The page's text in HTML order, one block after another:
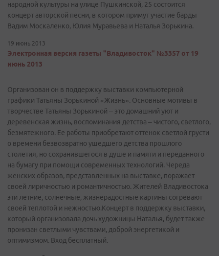
народной культуры на улице Пушкинской, 25 состоится
концерт авторской песни, в котором примут участие барды
Вадим Москаленко, Юлия Муравьева и Наталья Зорькина.
19 июнь 2013
Электронная версия газеты "Владивосток" №3357 от 19
июнь 2013
Организован он в поддержку выставки компьютерной
графики Татьяны Зорькиной «Жизнь». Основные мотивы в
творчестве Татьяны Зорькиной – это домашний уют и
деревенская жизнь, воспоминания детства – чистого, светлого,
безмятежного. Ее работы приобретают оттенок светлой грусти
о времени безвозвратно ушедшего детства прошлого
столетия, но сохранившегося в душе и памяти и переданного
на бумагу при помощи современных технологий. Череда
женских образов, представленных на выставке, поражает
своей лиричностью и романтичностью. Жителей Владивостока
эти летние, солнечные, жизнерадостные картины согревают
своей теплотой и нежностью.Концерт в поддержку выставки,
который организовала дочь художницы Наталья, будет также
пронизан светлыми чувствами, доброй энергетикой и
оптимизмом. Вход бесплатный.